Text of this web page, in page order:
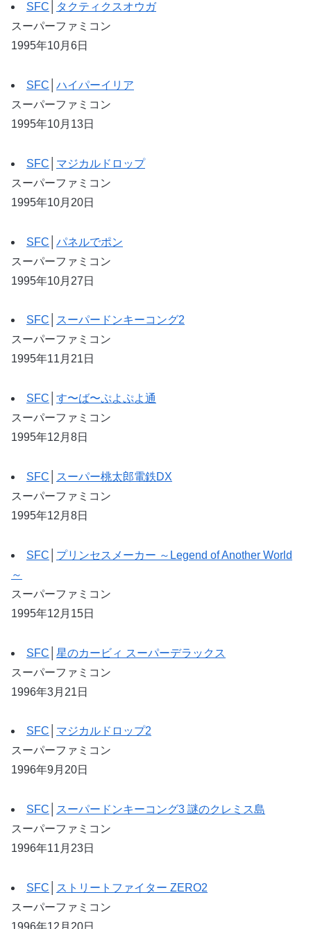
SFC
タクティクスオウガ
スーパーファミコン
1995年10月6日
SFC
ハイパーイリア
スーパーファミコン
1995年10月13日
SFC
マジカルドロップ
スーパーファミコン
1995年10月20日
SFC
パネルでポン
スーパーファミコン
1995年10月27日
SFC
スーパードンキーコング2
スーパーファミコン
1995年11月21日
SFC
す〜ば〜ぷよぷよ通
スーパーファミコン
1995年12月8日
SFC
スーパー桃太郎電鉄DX
スーパーファミコン
1995年12月8日
SFC
プリンセスメーカー ～Legend of Another World
～
スーパーファミコン
1995年12月15日
SFC
星のカービィ スーパーデラックス
スーパーファミコン
1996年3月21日
SFC
マジカルドロップ2
スーパーファミコン
1996年9月20日
SFC
スーパードンキーコング3 謎のクレミス島
スーパーファミコン
1996年11月23日
SFC
ストリートファイター ZERO2
スーパーファミコン
1996年12月20日